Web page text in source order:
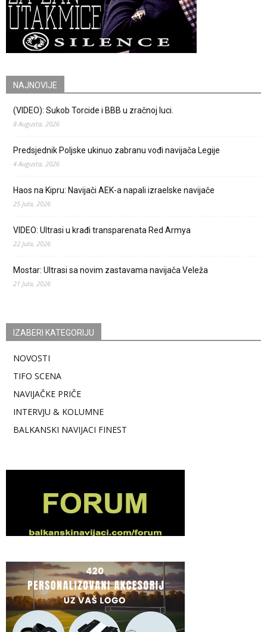
NAJNOVIJE
(VIDEO): Sukob Torcide i BBB u zračnoj luci.
8 Augusta, 2026
Predsjednik Poljske ukinuo zabranu vođi navijača Legije
4 Augusta, 2026
Haos na Kipru: Navijači AEK-a napali izraelske navijače
25 Jula, 2026
VIDEO: Ultrasi u krađi transparenata Red Armya
22 Jula, 2026
Mostar: Ultrasi sa novim zastavama navijača Veleža
21 Jula, 2026
IZABERI KATEGORIJU
NOVOSTI
TIFO SCENA
NAVIJAČKE PRIČE
INTERVJU & KOLUMNE
BALKANSKI NAVIJACI FINEST